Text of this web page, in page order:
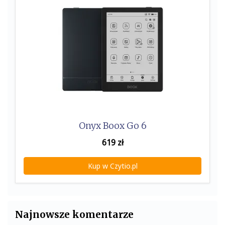
Onyx Boox Go 6
619zł
Kup w Czytio.pl
Najnowsze komentarze